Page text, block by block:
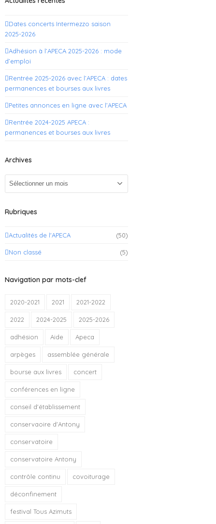
Dates concerts Intermezzo saison
2025-2026
Adhésion à l’APECA 2025-2026 : mode
d’emploi
Rentrée 2025-2026 avec l’APECA : dates
permanences et bourses aux livres
Petites annonces en ligne avec l’APECA
Rentrée 2024-2025 APECA :
permanences et bourses aux livres
Archives
Archives
Rubriques
Actualités de l'APECA (50)
Non classé (5)
Navigation par mots-clef
2020-2021 2021 2021-2022
2022 2024-2025 2025-2026
adhésion Aide Apeca
arpèges assemblée générale
bourse aux livres concert
conférences en ligne
conseil d'établissement
conservaoire d'Antony
conservatoire
conservatoire Antony
contrôle continu covoiturage
déconfinement
festival Tous Azimuts